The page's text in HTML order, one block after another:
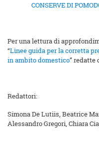
CONSERVE DI
Per una lettura di
“Linee guida per la corretta
in ambito domestico” redatte
Redattori:
Simona De Lutiis, Beatrice
Alessandro Gregori, Chiara